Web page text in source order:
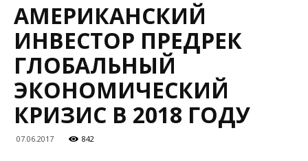
АМЕРИКАНСКИЙ
ИНВЕСТОР ПРЕДРЕК
ГЛОБАЛЬНЫЙ
ЭКОНОМИЧЕСКИЙ
КРИЗИС В 2018 ГОДУ
07.06.2017 842